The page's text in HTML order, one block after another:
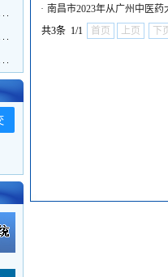
· 南昌市2023年从广州中医
共3条 1/1
首页 上页 下